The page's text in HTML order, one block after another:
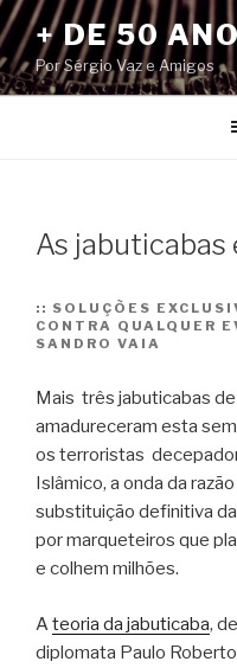
Pular
para
o
conteúdo
+ DE 50
Por Sérgio Vaz e Amigos
As
:: SOLUÇÕES
CONTRA QUALQUER
SANDRO VAIA
Mais três jabuticabas
amadureceram esta
os terroristas
Islâmico, a onda da
substituição definitiva
por marqueteiros que
e colhem milhões.
Ateoria da jabuticaba,
diplomata Paulo